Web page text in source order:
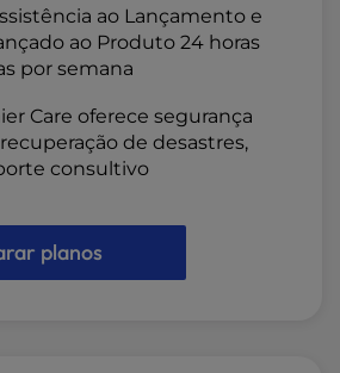
ao Lançamento e
ao Produto 24 horas
por semana
Care oferece segurança
de desastres,
consultivo
planos